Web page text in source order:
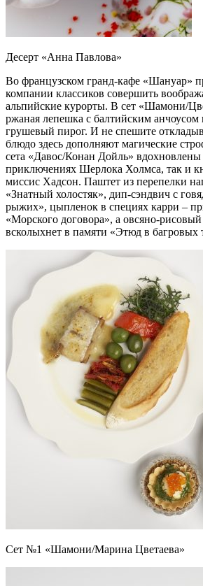
Десерт «Анна Павлова»
Во французском гранд-кафе «Шануар»
компании классиков совершить
альпийские курорты. В сет «Шамони/
ржаная лепешка с балтийским анчоусом
грушевый пирог. И не спешите
блюдо здесь дополняют магические
сета «Давос/Конан Дойль» вдохновлены
приключениях Шерлока Холмса, так и
миссис Хадсон. Паштет из перепелки
«Знатный холостяк», дип-сэндвич с
рыжих», цыпленок в специях карри –
«Морского договора», а овсяно-
всколыхнет в памяти «Этюд в багровых
Сет №1 «Шамони/Марина Цветаева»